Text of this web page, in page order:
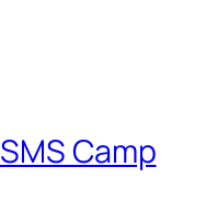
Camp